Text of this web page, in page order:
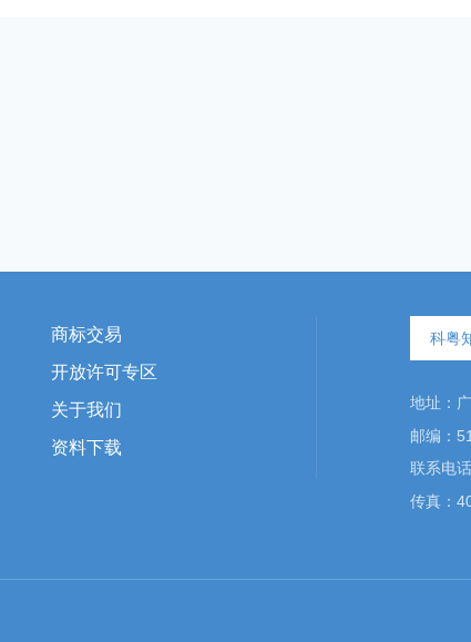
商标交易
开放许可专区
关于我们
资料下载
科粤
地址：
邮编：
联系电
传真：